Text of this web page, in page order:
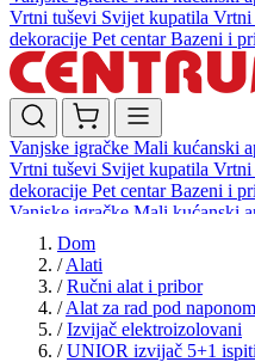
Vrtni tuševi Svijet kupatila Vrtni
dekoracije Pet centarBazeni i
Vanjske igračke Mali kućanski
Vrtni tuševi Svijet kupatila Vrtni
dekoracije Pet centarBazeni i
Vanjske igračke Mali kućanski
Vrtni tuševi
dekoracijePet centar
Dom
/ Alati
/ Ručni alat i pribor
/ Alat za rad pod
/ Izvijač elektroizolovani
/ UNIOR izvijač 5+1